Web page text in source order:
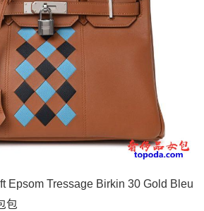
Epsom Tressage Birkin 30 Gold Bleu
包